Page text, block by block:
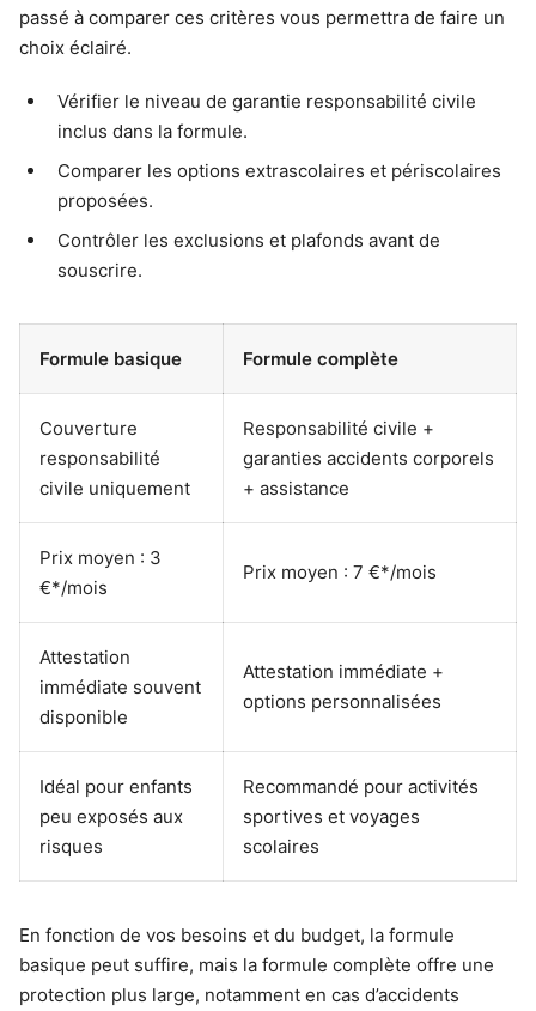
passé à comparer ces critères vous permettra de faire un
choix éclairé.
Vérifier le niveau de garantie responsabilité civile
inclus dans la formule.
Comparer les options extrascolaires et périscolaires
proposées.
Contrôler les exclusions et plafonds avant de
souscrire.
Formule basique Formule complète
Couverture
responsabilité
civile uniquement
Responsabilité civile +
garanties accidents corporels
+ assistance
Prix moyen : 3
€*/mois
Prix moyen : 7 €*/mois
Attestation
immédiate souvent
disponible
Attestation immédiate +
options personnalisées
Idéal pour enfants
peu exposés aux
risques
Recommandé pour activités
sportives et voyages
scolaires
En fonction de vos besoins et du budget, la formule
basique peut suffire, mais la formule complète offre une
protection plus large, notamment en cas d’accidents